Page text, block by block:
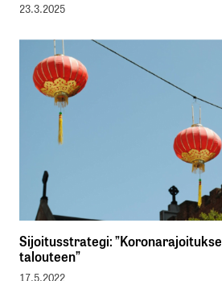
23.3.2025
Sijoitusstrategi:
talouteen”
17.5.2022